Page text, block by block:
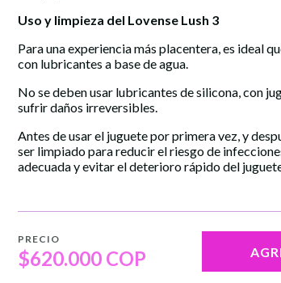
Uso y limpieza del Lovense Lush 3
Para una experiencia más placentera, es ideal
con lubricantes a base de agua.
No se deben usar lubricantes de silicona, con
sufrir daños irreversibles.
Antes de usar el juguete por primera vez, y
ser limpiado para reducir el riesgo de
adecuada y evitar el deterioro rápido del
PRECIO
$620.000 COP